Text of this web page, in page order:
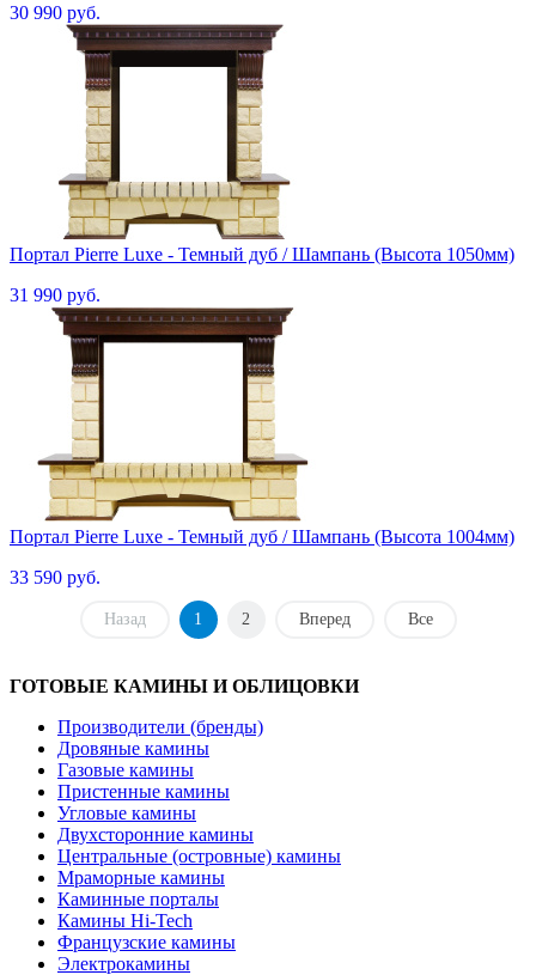
30 990 руб.
Портал Pierre Luxe - Темный дуб / Шампань (Высота 1050мм)
31 990 руб.
Портал Pierre Luxe - Темный дуб / Шампань (Высота 1004мм)
33 590 руб.
Назад 1 2 Вперед Все
ГОТОВЫЕ КАМИНЫ И ОБЛИЦОВКИ
Производители (бренды)
Дровяные камины
Газовые камины
Пристенные камины
Угловые камины
Двухсторонние камины
Центральные (островные) камины
Мраморные камины
Каминные порталы
Камины Hi-Tech
Французские камины
Электрокамины